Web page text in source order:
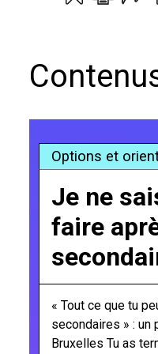
Options et
Je ne
faire
« Tout ce que tu
secondaires » : un
Bruxelles Tu as